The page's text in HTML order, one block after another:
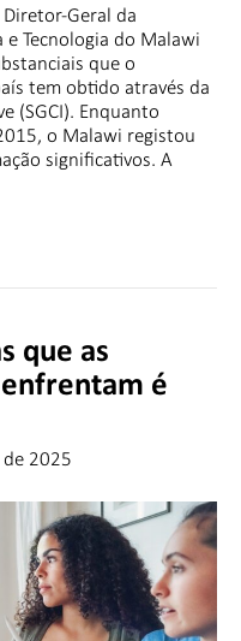
Geral da
e Tecnologia do Malawi
que o
tem obtido através da
(SGCI). Enquanto
o Malawi registou
significativos. A
que as
é
2025